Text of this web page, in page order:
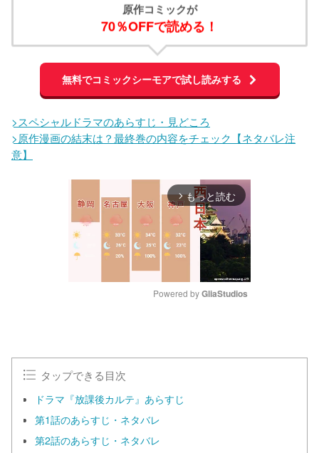
原作コミックが
70％OFFで読める！
無料でコミックシーモアで試し読みする
>スペシャルドラマのあらすじ・見どころ
>原作漫画の結末は？最終巻の内容をチェック【ネタバレ注
意】
arrow_forward_ios もっと読む
Powered by GliaStudios
タップできる目次
ドラマ『放課後カルテ』あらすじ
第1話のあらすじ・ネタバレ
第2話のあらすじ・ネタバレ